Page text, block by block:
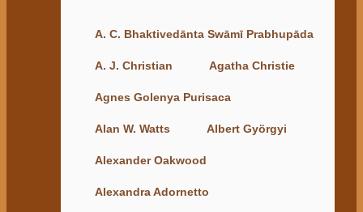
A. C. Bhaktivedānta Swāmī Prabhupāda
A. J. Christian Agatha Christie
Agnes Golenya Purisaca
Alan W. Watts Albert Györgyi
Alexander Oakwood
Alexandra Adornetto